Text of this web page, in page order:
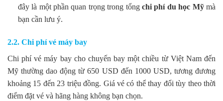
đây là một phần quan trọng trong tổng chi phí du học Mỹmà
bạn cần lưu ý.
2.2. Chi phí vé máy bay
Chi phí vé máy bay cho chuyến bay một chiều từ Việt Nam đến
Mỹ thường dao động từ 650 USD đến 1000 USD, tương đương
khoảng 15 đến 23 triệu đồng. Giá vé có thể thay đổi tùy theo thời
điểm đặt vé và hãng hàng không bạn chọn.